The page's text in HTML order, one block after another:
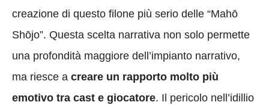
creazione di questo filone più serio delle “Mahō
Shōjo”. Questa scelta narrativa non solo permette
una profondità maggiore dell’impianto narrativo,
ma riesce a creare un rapporto molto più
emotivo tra cast e giocatore. Il pericolo nell’idillio